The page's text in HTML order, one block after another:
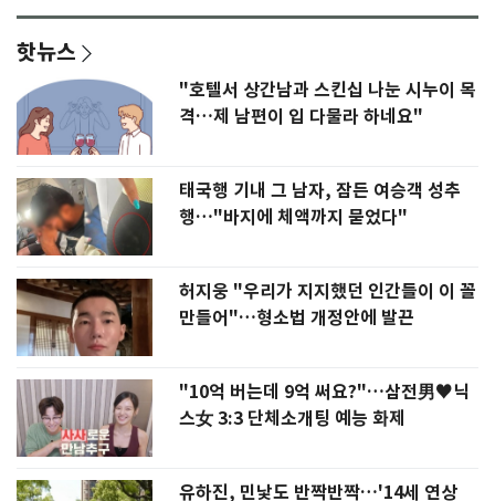
핫뉴스
"호텔서 상간남과 스킨십 나눈 시누이 목
격…제 남편이 입 다물라 하네요"
태국행 기내 그 남자, 잠든 여승객 성추
행…"바지에 체액까지 묻었다"
허지웅 "우리가 지지했던 인간들이 이 꼴
만들어"…형소법 개정안에 발끈
"10억 버는데 9억 써요?"…삼전男♥닉
스女 3:3 단체소개팅 예능 화제
유하진, 민낯도 반짝반짝…'14세 연상